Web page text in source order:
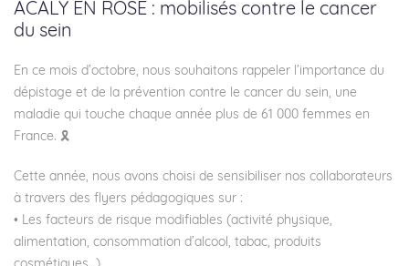
ACALY EN ROSE : mobilisés contre le cancer
du sein
En ce mois d’octobre, nous souhaitons rappeler l’importance du
dépistage et de la prévention contre le cancer du sein, une
maladie qui touche chaque année plus de 61 000 femmes en
France. 🎗
Cette année, nous avons choisi de sensibiliser nos collaborateurs
à travers des flyers pédagogiques sur :
• Les facteurs de risque modifiables (activité physique,
alimentation, consommation d’alcool, tabac, produits